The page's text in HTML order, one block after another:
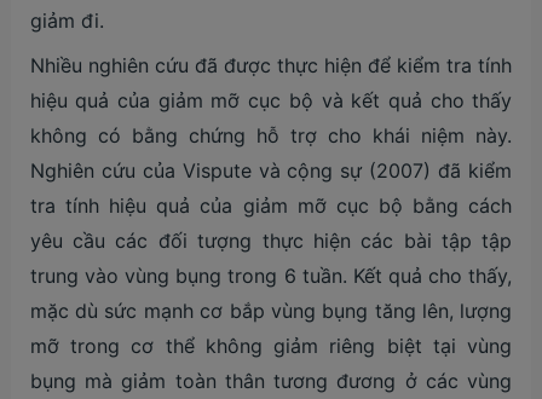
giảm đi.
Nhiều nghiên cứu đã được thực hiện để kiểm tra tính
hiệu quả của giảm mỡ cục bộ và kết quả cho thấy
không có bằng chứng hỗ trợ cho khái niệm này.
Nghiên cứu của Vispute và cộng sự (2007) đã kiểm
tra tính hiệu quả của giảm mỡ cục bộ bằng cách
yêu cầu các đối tượng thực hiện các bài tập tập
trung vào vùng bụng trong 6 tuần. Kết quả cho thấy,
mặc dù sức mạnh cơ bắp vùng bụng tăng lên, lượng
mỡ trong cơ thể không giảm riêng biệt tại vùng
bụng mà giảm toàn thân tương đương ở các vùng